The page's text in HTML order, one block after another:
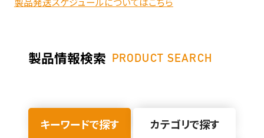
製品情報検索 PRODUCT SEARCH
キーワードで探す カテゴリで探す